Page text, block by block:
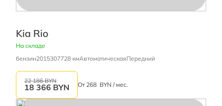
Kia Rio
На складе
бензин2015307728 кмАвтоматическаяПередний
22 186 BYN
18 366 BYN От 268 BYN / мес.